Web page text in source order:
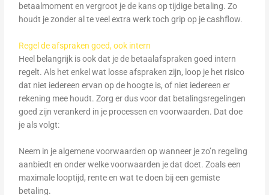
betaalmoment en vergroot je de kans op tijdige betaling. Zo
houdt je zonder al te veel extra werk toch grip op je cashflow.
Regel de afspraken goed, ook intern
Heel belangrijk is ook dat je de betaalafspraken goed intern
regelt. Als het enkel wat losse afspraken zijn, loop je het risico
dat niet iedereen ervan op de hoogte is, of niet iedereen er
rekening mee houdt. Zorg er dus voor dat betalingsregelingen
goed zijn verankerd in je processen en voorwaarden. Dat doe
je als volgt:
Neem in je algemene voorwaarden op wanneer je zo’n regeling
aanbiedt en onder welke voorwaarden je dat doet. Zoals een
maximale looptijd, rente en wat te doen bij een gemiste
betaling.